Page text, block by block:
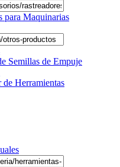
para Maquinarias
Semillas de Empuje
de Herramientas